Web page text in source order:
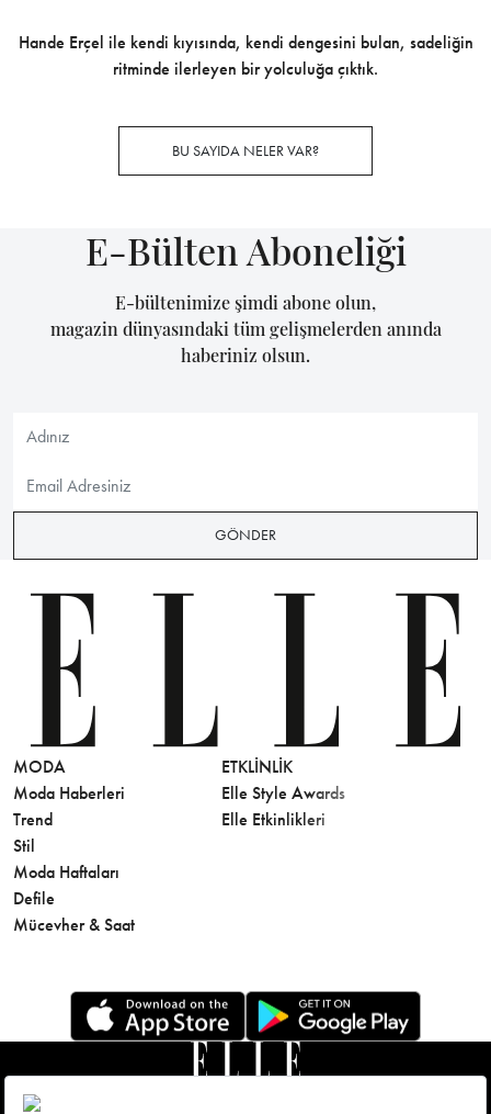
Hande Erçel ile kendi kıyısında, kendi dengesini bulan, sadeliğin
ritminde ilerleyen bir yolculuğa çıktık.
BU SAYIDA NELER VAR?
E-Bülten Aboneliği
E-bültenimize şimdi abone olun,
magazin dünyasındaki tüm gelişmelerden anında
haberiniz olsun.
GÖNDER
MODA
Moda Haberleri
Trend
Stil
Moda Haftaları
Defile
Mücevher & Saat
ETKLINLIK
Elle Style Awards
Elle Etkinlikleri